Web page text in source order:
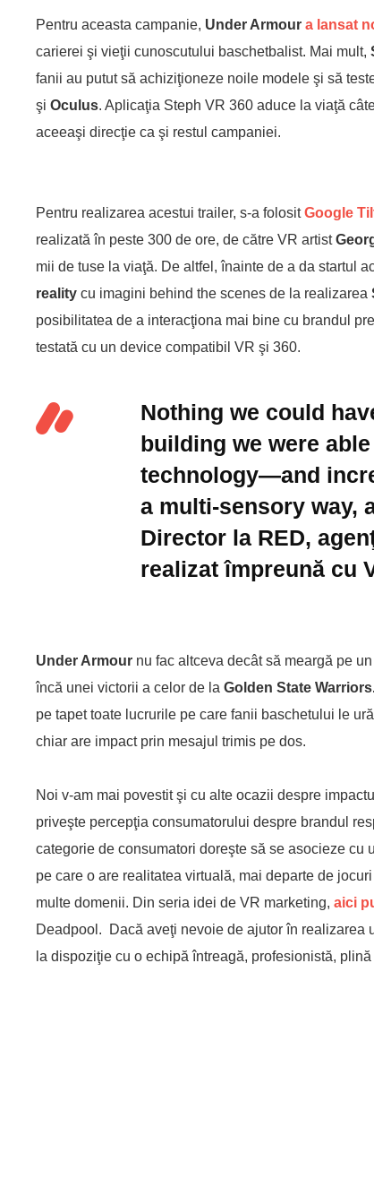
Pentru aceasta campanie, Under Armour a lansat
carierei şi vieţii cunoscutului baschetbalist. Mai mult,
fanii au putut să achiziţioneze noile modele şi să
şi Oculus. Aplicaţia Steph VR 360 aduce la viaţă
aceeaşi direcţie ca şi restul campaniei.
Pentru realizarea acestui trailer, s-a folositGoogle
realizată în peste 300 de ore, de către VR artist
mii de tuse la viaţă. De altfel, înainte de a da startul
reality cu imagini behind the scenes de la realizarea
posibilitatea de a interacţiona mai bine cu brandul
testată cu un device compatibil VR şi 360.
Nothing we could
building we were
technology—and
a multi-sensory way,
Director la RED,
realizat împreună cu
Under Armour nu fac altceva decât să meargă pe
încă unei victorii a celor de la Golden State
pe tapet toate lucrurile pe care fanii baschetului le
chiar are impact prin mesajul trimis pe dos.
Noi v-am mai povestit şi cu alte ocazii despre
priveşte percepţia consumatorului despre brandul
categorie de consumatori doreşte să se asocieze cu
pe care o are realitatea virtuală, mai departe de
multe domenii. Din seria idei de VR marketing, aici
Deadpool. Dacă aveţi nevoie de ajutor în realizarea
la dispoziţie cu o echipă întreagă, profesionistă,